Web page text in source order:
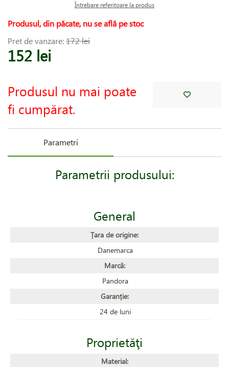
Întrebare referitoare la produs
Produsul, din păcate, nu se află pe stoc
Pret de vanzare:172 lei
152 lei
Produsul nu mai poate
fi cumpărat.
Parametri
Parametrii produsului:
General
Țara de origine:
Danemarca
Marcă:
Pandora
Garanție:
24 de luni
Proprietăţi
Material: